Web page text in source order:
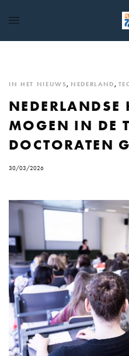
IN HET NIEUWS, NEDERLAND ,
NEDERLANDSE
MOGEN IN DE
DOCTORATEN
30/03/2026